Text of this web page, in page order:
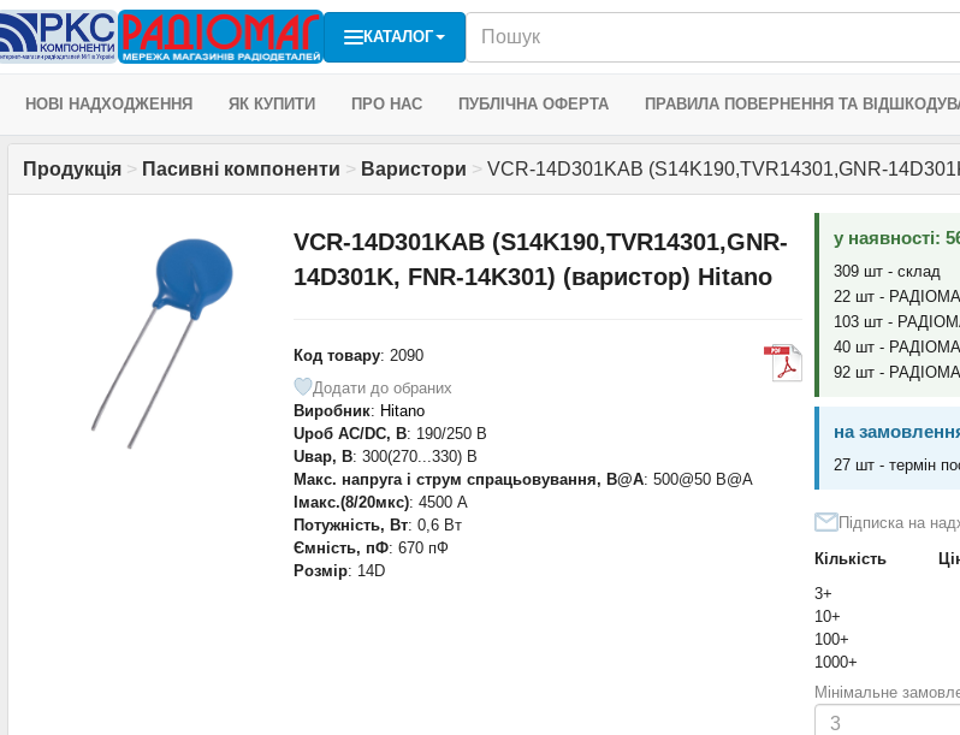
КАТАЛОГ
НОВІ НАДХОДЖЕННЯ ЯК КУПИТИ ПРО НАС ПУБЛІЧНА ОФЕРТА ПРАВИЛА ПОВЕРНЕННЯ ТА
Продукція > Пасивні компоненти > Варистори > VCR-14D301KAB (S14K190,TVR14301,GNR-
VCR-14D301KAB (S14K190,TVR14301,GNR-
14D301K, FNR-14K301) (варистор) Hitano
Код товару: 2090
Додати до обраних
Виробник: Hitano
Uроб AC/DC, В: 190/250 В
Uвар, В: 300(270...330) В
Макс. напруга і струм спрацьовування, В@A: 500@50 B@A
Iмакс.(8/20мкс): 4500 А
Потужність, Вт: 0,6 Вт
Ємність, пФ: 670 пФ
Розмір: 14D
у наявності:
309 шт - склад
22 шт -
103 шт -
40 шт -
92 шт -
на
27 шт - термін
Підписка на
Кількість
3+
10+
100+
1000+
Мінімальне